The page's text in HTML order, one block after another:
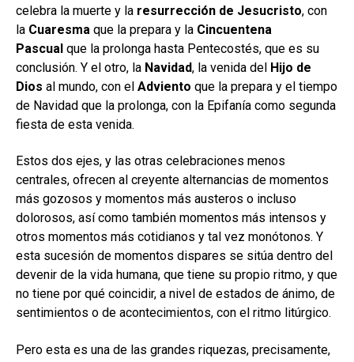
celebra la muerte y la resurrección de Jesucristo, con
la Cuaresma que la prepara y la Cincuentena
Pascual que la prolonga hasta Pentecostés, que es su
conclusión. Y el otro, la Navidad, la venida del Hijo de
Dios al mundo, con el Adviento que la prepara y el tiempo
de Navidad que la prolonga, con la Epifanía como segunda
fiesta de esta venida.
Estos dos ejes, y las otras celebraciones menos
centrales, ofrecen al creyente alternancias de momentos
más gozosos y momentos más austeros o incluso
dolorosos, así como también momentos más intensos y
otros momentos más cotidianos y tal vez monótonos. Y
esta sucesión de momentos dispares se sitúa dentro del
devenir de la vida humana, que tiene su propio ritmo, y que
no tiene por qué coincidir, a nivel de estados de ánimo, de
sentimientos o de acontecimientos, con el ritmo litúrgico.
Pero esta es una de las grandes riquezas, precisamente,